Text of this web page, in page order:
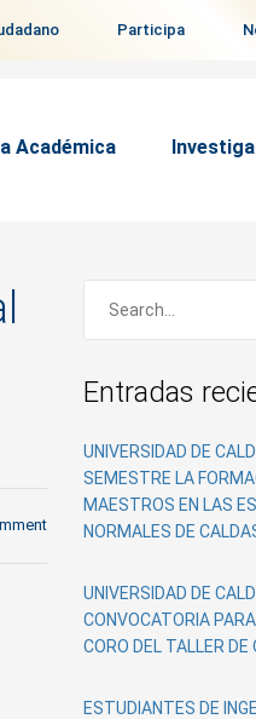
Participa
Académica
Entradas
UNIVERSIDAD DE
SEMESTRE LA
MAESTROS EN LAS
NORMALES DE
UNIVERSIDAD DE
CONVOCATORIA
CORO DEL TALLER DE
ESTUDIANTES DE